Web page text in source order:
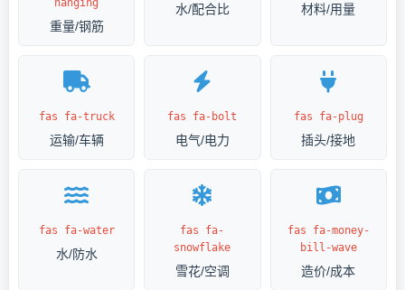
hanging
重量/钢筋
水/配合比 材料/用量
fas fa-truck
运输/车辆
fas fa-bolt
电气/电力
fas fa-plug
插头/接地
fas fa-water
水/防水
fas fa-
snowflake
雪花/空调
fas fa-money-
bill-wave
造价/成本